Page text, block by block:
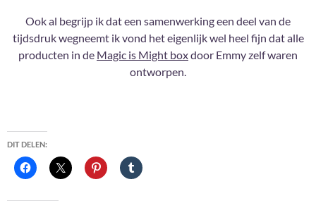
Ook al begrijp ik dat een samenwerking een deel van de
tijdsdruk wegneemt ik vond het eigenlijk wel heel fijn dat alle
producten in de Magic is Might boxdoor Emmy zelf waren
ontworpen.
DIT DELEN: